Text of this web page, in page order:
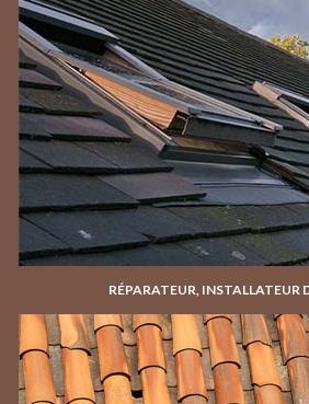
RÉPARATEUR, INSTALLATEUR